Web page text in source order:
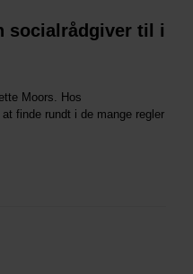
socialrådgiver til i
Moors. Hos
finde rundt i de mange regler